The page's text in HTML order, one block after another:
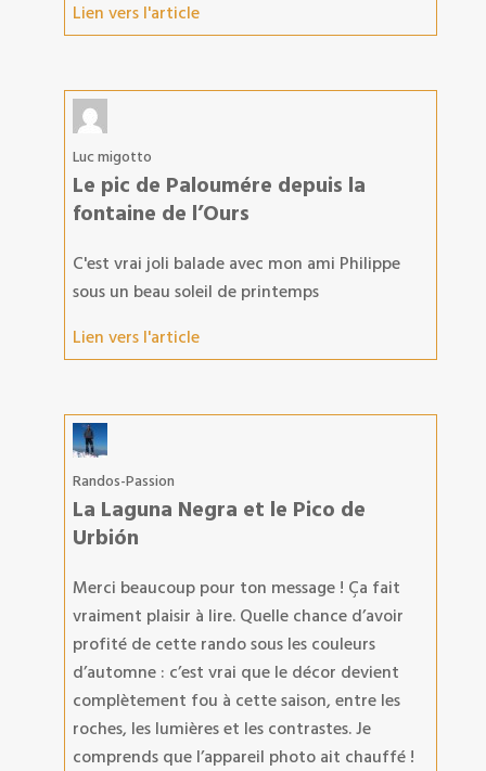
Lien vers l'article
Luc migotto
Le pic de Paloumére depuis la
fontaine de l’Ours
C'est vrai joli balade avec mon ami Philippe
sous un beau soleil de printemps
Lien vers l'article
Randos-Passion
La Laguna Negra et le Pico de
Urbión
Merci beaucoup pour ton message ! Ça fait
vraiment plaisir à lire. Quelle chance d’avoir
profité de cette rando sous les couleurs
d’automne : c’est vrai que le décor devient
complètement fou à cette saison, entre les
roches, les lumières et les contrastes. Je
comprends que l’appareil photo ait chauffé !